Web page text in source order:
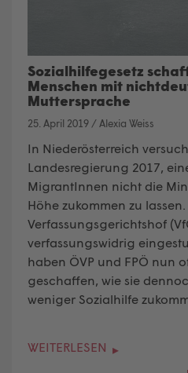
Sozialhilfegesetz
Menschen mit
Muttersprache
25. April 2019 / Alexia Weiss
In Niederösterreich
Landesregierung 2017,
MigrantInnen nicht die
Höhe zukommen zu
Verfassungsgerichtshof
verfassungswidrig
haben ÖVP und FPÖ nun
geschaffen, wie sie
weniger Sozialhilfe
WEITERLESEN